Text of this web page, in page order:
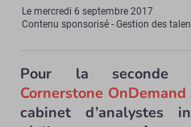
Lemercredi 6 septembre 2017
Contenu sponsorisé - Gestion des
Pour la seconde
Cornerstone OnDemand
cabinet d’analystes